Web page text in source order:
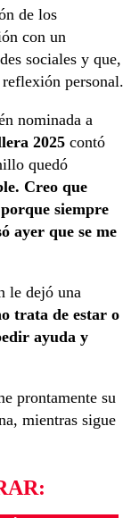
de los
con un
sociales y que,
personal.
nominada a
2025 contó
quedó
Creo que
siempre
ayer que se me
le dejó una
trata de estar o
ayuda y
prontamente su
mientras sigue